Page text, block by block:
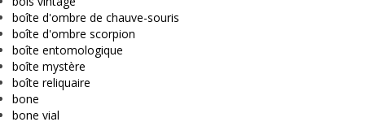
boîte d'ombre de chauve-souris
boîte d'ombre scorpion
boîte entomologique
boîte mystère
boîte reliquaire
bone
bone vial